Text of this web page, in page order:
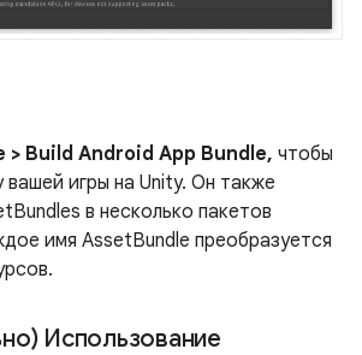
> Build Android App Bundle, чтобы
вашей игры на Unity. Он также
в несколько пакетов
имя AssetBundle преобразуется
Использование